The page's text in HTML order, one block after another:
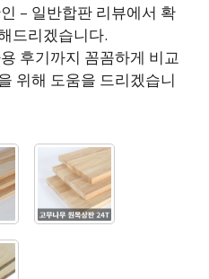
– 일반합판 리뷰에서 확
드리겠습니다.
후기까지 꼼꼼하게 비교
위해 도움을 드리겠습니